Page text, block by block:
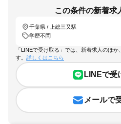
この条件の新着求
千葉県 / 上総三又駅
学歴不問
「LINEで受け取る」では、新着求人のほ
す。 詳しくはこちら
LINEで受
メールで